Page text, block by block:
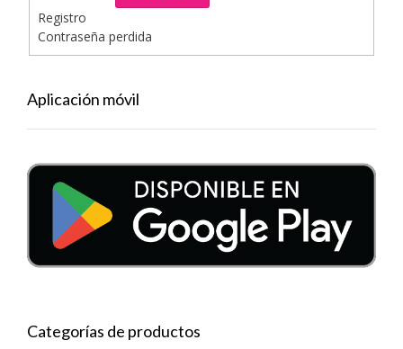
Registro
Contraseña perdida
Aplicación móvil
Categorías de productos